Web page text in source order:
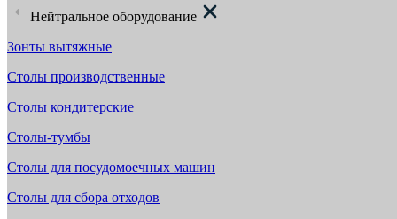
Нейтральное оборудование
Зонты вытяжные
Столы производственные
Столы кондитерские
Столы-тумбы
Столы для посудомоечных машин
Столы для сбора отходов